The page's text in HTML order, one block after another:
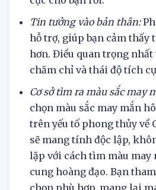
cũng đủ mang tới năng
cực cho bạn rồi.
Tin tưởng vào bản thân:
hỗ trợ, giúp bạn cảm thấy
hơn. Điều quan trọng nhất
chăm chỉ và thái độ tích
Cơ sở tìm ra màu sắc may
chọn màu sắc may mắn
trên yếu tố phong thủy về
sẽ mang tính độc lập,
lặp với cách tìm màu may